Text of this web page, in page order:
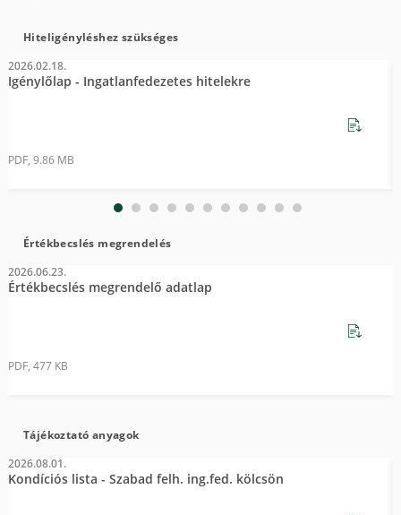
Hiteligényléshez szükséges
2026.02.18.
Igénylőlap - Ingatlanfedezetes hitelekre
PDF, 9.86 MB
Értékbecslés megrendelés
2026.06.23.
Értékbecslés megrendelő adatlap
PDF, 477 KB
Tájékoztató anyagok
2026.08.01.
Kondíciós lista - Szabad felh. ing.fed. kölcsön